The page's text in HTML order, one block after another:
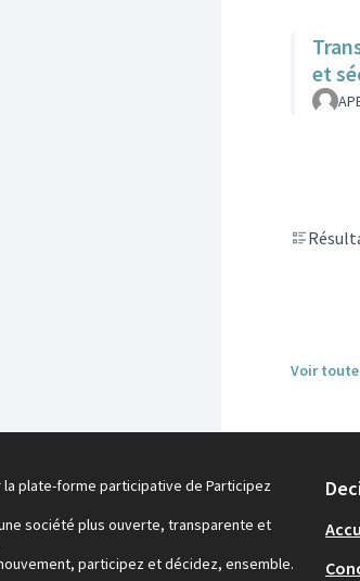
et
Voir
la plate-forme participative de Participez
société plus ouverte, transparente et
participez et décidez, ensemble.